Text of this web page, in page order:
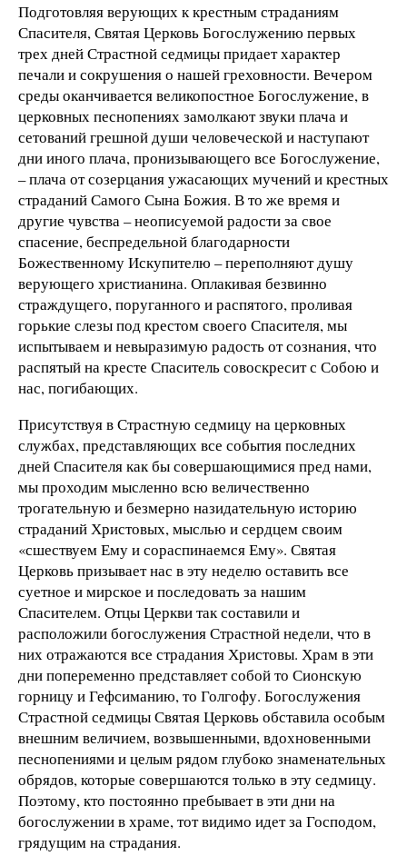
Подготовляя верующих к крестным страданиям
Спасителя, Святая Церковь Богослужению первых
трех дней Страстной седмицы придает характер
печали и сокрушения о нашей греховности. Вечером
среды оканчивается великопостное Богослужение, в
церковных песнопениях замолкают звуки плача и
сетований грешной души человеческой и наступают
дни иного плача, пронизывающего все Богослужение,
– плача от созерцания ужасающих мучений и крестных
страданий Самого Сына Божия. В то же время и
другие чувства – неописуемой радости за свое
спасение, беспредельной благодарности
Божественному Искупителю – переполняют душу
верующего христианина. Оплакивая безвинно
страждущего, поруганного и распятого, проливая
горькие слезы под крестом своего Спасителя, мы
испытываем и невыразимую радость от сознания, что
распятый на кресте Спаситель совоскресит с Собою и
нас, погибающих.
Присутствуя в Страстную седмицу на церковных
службах, представляющих все события последних
дней Спасителя как бы совершающимися пред нами,
мы проходим мысленно всю величественно
трогательную и безмерно назидательную историю
страданий Христовых, мыслью и сердцем своим
«сшествуем Ему и сораспинаемся Ему». Святая
Церковь призывает нас в эту неделю оставить все
суетное и мирское и последовать за нашим
Спасителем. Отцы Церкви так составили и
расположили богослужения Страстной недели, что в
них отражаются все страдания Христовы. Храм в эти
дни попеременно представляет собой то Сионскую
горницу и Гефсиманию, то Голгофу. Богослужения
Страстной седмицы Святая Церковь обставила особым
внешним величием, возвышенными, вдохновенными
песнопениями и целым рядом глубоко знаменательных
обрядов, которые совершаются только в эту седмицу.
Поэтому, кто постоянно пребывает в эти дни на
богослужении в храме, тот видимо идет за Господом,
грядущим на страдания.